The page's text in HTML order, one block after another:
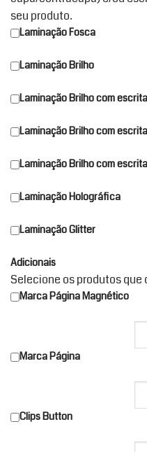
seu produto.
Laminação Fosca
Laminação Brilho
Laminação Brilho com
Laminação Brilho com
Laminação Brilho com
Laminação Holográfica
Laminação Glitter
Adicionais
Selecione os produtos que
Marca Página Magnético
Marca Página
Clips Button